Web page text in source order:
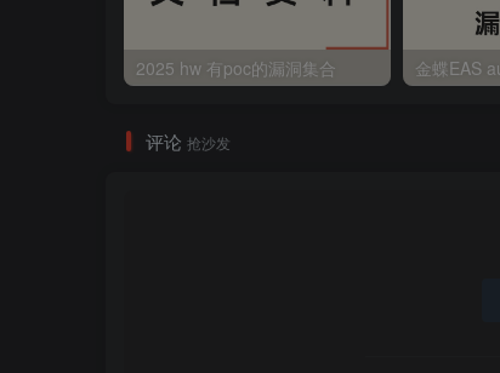
2025 hw 有poc的漏洞集合
评论 抢沙发